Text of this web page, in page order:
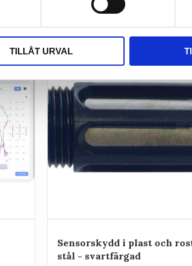
TILLÅT URVAL
Sensorskydd i plast och
stål - svartfärgad